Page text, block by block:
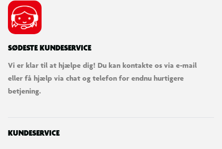
SØDESTE KUNDESERVICE
Vi er klar til at hjælpe dig! Du kan kontakte os via e-mail
eller få hjælp via chat og telefon for endnu hurtigere
betjening.
KUNDESERVICE